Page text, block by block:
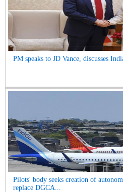
PM speaks to JD Vance, discusses
Pilots' body seeks creation of
replace DGCA...